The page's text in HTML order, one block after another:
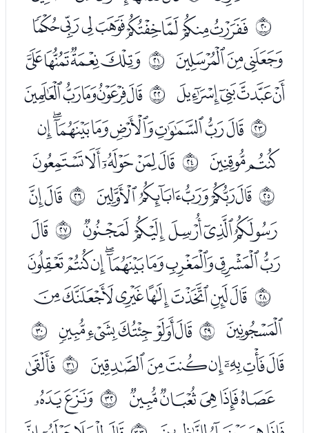
ﰓ ﭘﭙﭚﭛﭜﭝﭞﭟ
ﭠﭡﭢ ﰔ ﭤﭥﭦﭧ
ﭨﭩﭪﭫ ﰕﭭﭮﭯﭰﭱ
ﰖ ﭳﭴﭵﭶﭷﭸﭹﭺ
ﭻﭼ ﰗ ﭾﭿﮀﮁﮂ
ﰘ ﮄﮅﮆﮇﮈ ﰙ ﮊﮋ
ﮌﮍﮎﮏﮐ ﰚ ﮒ
ﮓﮔﮕﮖﮗﮘﮙﮚﮛ
ﰛ ﮝﮞﮟﮠﮡﮢﮣ
ﮤ ﰜ ﮦﮧﮨﮩﮪ ﰝ
ﮬﮭﮮﮯﮰﮱﯓ ﰞ ﯕ
ﯖﯗﯘﯙﯚ ﰟ ﯜﯝ